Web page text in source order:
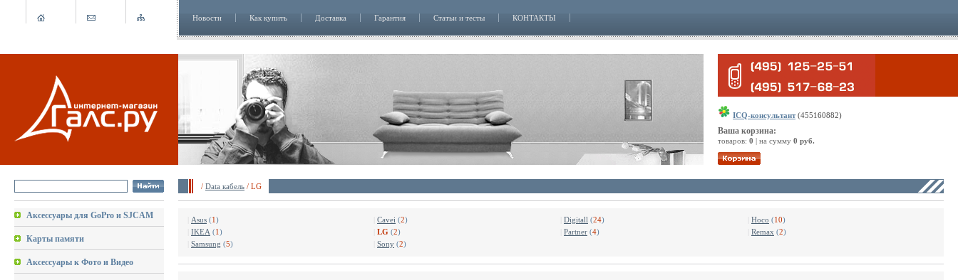
Новости Как купить Доставка Гарантия Статьи и тесты КОНТАКТЫ
ICQ-консультант(455160882)
Ваша корзина:
товаров: 0 | на сумму 0 руб.
/ Data кабель / LG
Аксессуары для GoPro и SJCAM
Карты памяти
Аксессуары к Фото и Видео
Asus (1) Cavei (2) Digitall (24) Hoco (10)
IKEA (1) LG (2) Partner (4) Remax (2)
Samsung (5) Sony (2)